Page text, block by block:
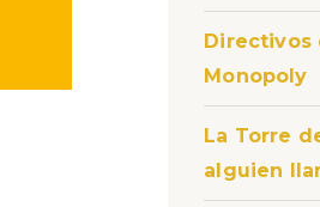
Directivos
Monopoly
La Torre
alguien